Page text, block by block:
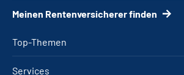
Top-Themen
Services
Meinen Rentenversicherer finden